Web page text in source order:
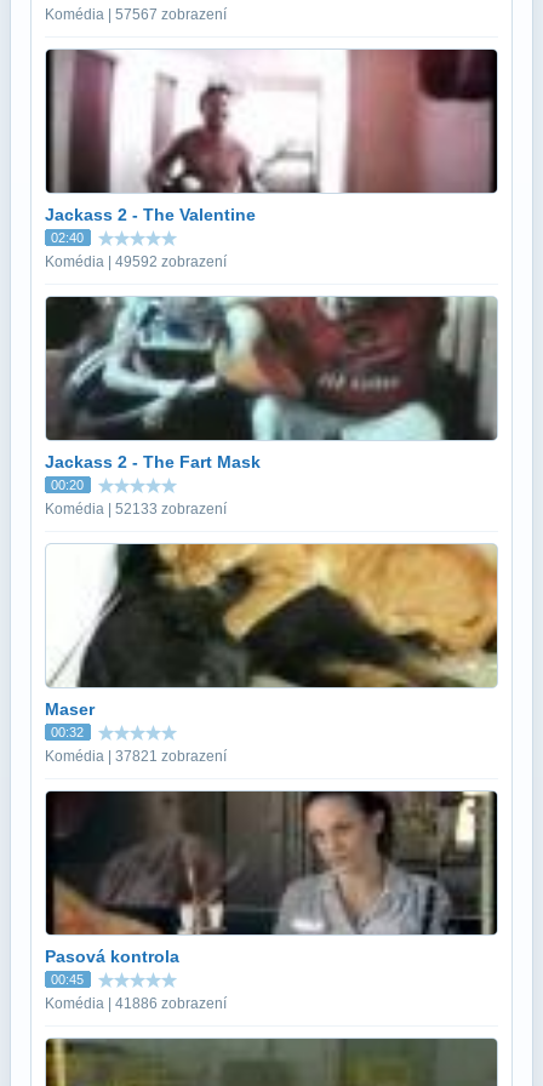
Komédia | 57567 zobrazení
Jackass 2 - The Valentine
02:40
Komédia | 49592 zobrazení
Jackass 2 - The Fart Mask
00:20
Komédia | 52133 zobrazení
Maser
00:32
Komédia | 37821 zobrazení
Pasová kontrola
00:45
Komédia | 41886 zobrazení